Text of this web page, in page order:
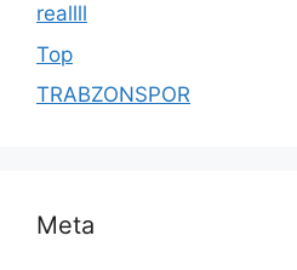
reallll
Top
TRABZONSPOR
Meta